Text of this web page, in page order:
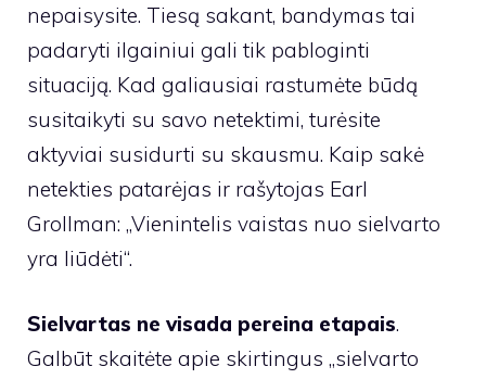
nepaisysite. Tiesą sakant, bandymas tai
padaryti ilgainiui gali tik pabloginti
situaciją. Kad galiausiai rastumėte būdą
susitaikyti su savo netektimi, turėsite
aktyviai susidurti su skausmu. Kaip sakė
netekties patarėjas ir rašytojas Earl
Grollman: „Vienintelis vaistas nuo sielvarto
yra liūdėti“.
Sielvartas ne visada pereina etapais.
Galbūt skaitėte apie skirtingus „sielvarto